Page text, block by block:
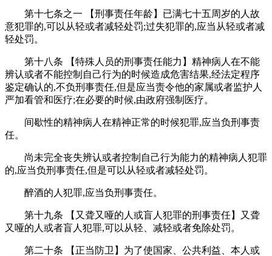
第十七条之一 【刑事责任年龄】已满七十五周岁的人故
意犯罪的,可以从轻或者减轻处罚;过失犯罪的,应当从轻或者减
轻处罚。
第十八条 【特殊人员的刑事责任能力】精神病人在不能
辨认或者不能控制自己行为的时候造成危害结果,经法定程序
鉴定确认的,不负刑事责任,但是应当责令他的家属或者监护人
严加看管和医疗;在必要的时候,由政府强制医疗。
间歇性的精神病人在精神正常的时候犯罪,应当负刑事责
任。
尚未完全丧失辨认或者控制自己行为能力的精神病人犯罪
的,应当负刑事责任,但是可以从轻或者减轻处罚。
醉酒的人犯罪,应当负刑事责任。
第十九条 【又聋又哑的人或盲人犯罪的刑事责任】又聋
又哑的人或者盲人犯罪,可以从轻、减轻或者免除处罚。
第二十条 【正当防卫】为了使国家、公共利益、本人或